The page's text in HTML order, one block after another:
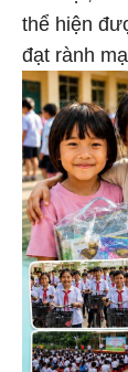
thể hiện
đạt rành